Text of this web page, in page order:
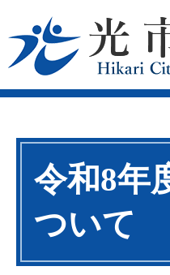
令和8年
ついて